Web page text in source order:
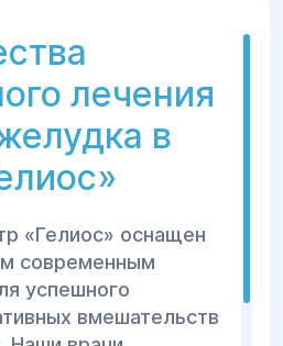
лечения
в
«Гелиос» оснащен
современным
успешного
вмешательств